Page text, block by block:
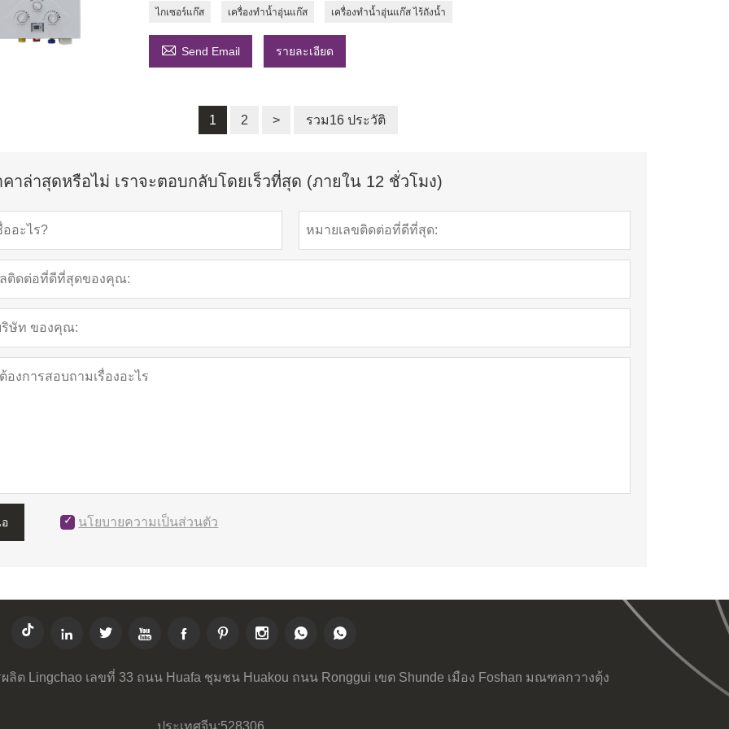
ไกเซอร์แก๊ส เครื่องทำน้ำอุ่นแก๊ส เครื่องทำน้ำอุ่นแก๊ส ไร้ถังน้ำ
 Send Email รายละเอียด
1 2 > รวม16 ประวัติ
คาล่าสุดหรือไม่ เราจะตอบกลับโดยเร็วที่สุด (ภายใน 12 ชั่วโมง)
นโยบายความเป็นส่วนตัว
       
ลิต Lingchao เลขที่ 33 ถนน Huafa ชุมชน Huakou ถนน Ronggui เขต Shunde เมือง Foshan มณฑลกวางตุ้ง